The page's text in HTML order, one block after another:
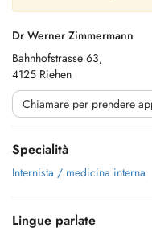
Dr Werner Zimmermann
Bahnhofstrasse 63,
4125 Riehen
Chiamare per prendere
Specialità
Internista / medicina interna
Lingue parlate